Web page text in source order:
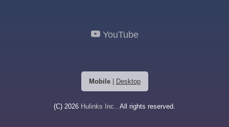
YouTube
Mobile| Desktop
(C) 2026 Hulinks Inc. . All rights reserved.